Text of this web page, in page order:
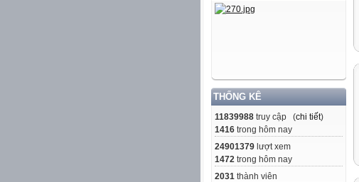
THỐNG KÊ
11839988 truy cập (chi tiết)
1416 trong hôm nay
24901379 lượt xem
1472 trong hôm nay
2031 thành viên